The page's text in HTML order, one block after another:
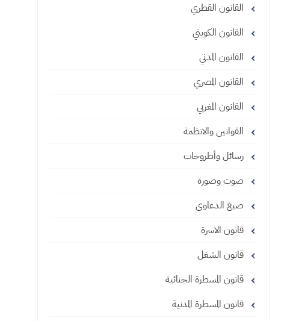
القانون القطري
القانون الكويتي
القانون المدني
القانون المصري
القانون المغربي
القوانين والانظمة
رسائل وأطروحات
صوت وصورة
صيغ الدعاوى
قانون الاسرة
قانون الشغل
قانون المسطرة الجنائية
قانون المسطرة المدنية